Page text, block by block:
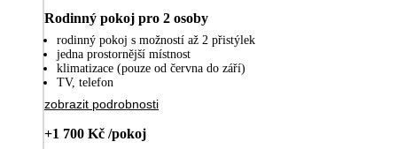
Rodinný pokoj pro 2 osoby
rodinný pokoj s možností až 2 přistýlek
jedna prostornější místnost
klimatizace (pouze od června do září)
TV, telefon
zobrazit podrobnosti
+1 700 Kč /pokoj